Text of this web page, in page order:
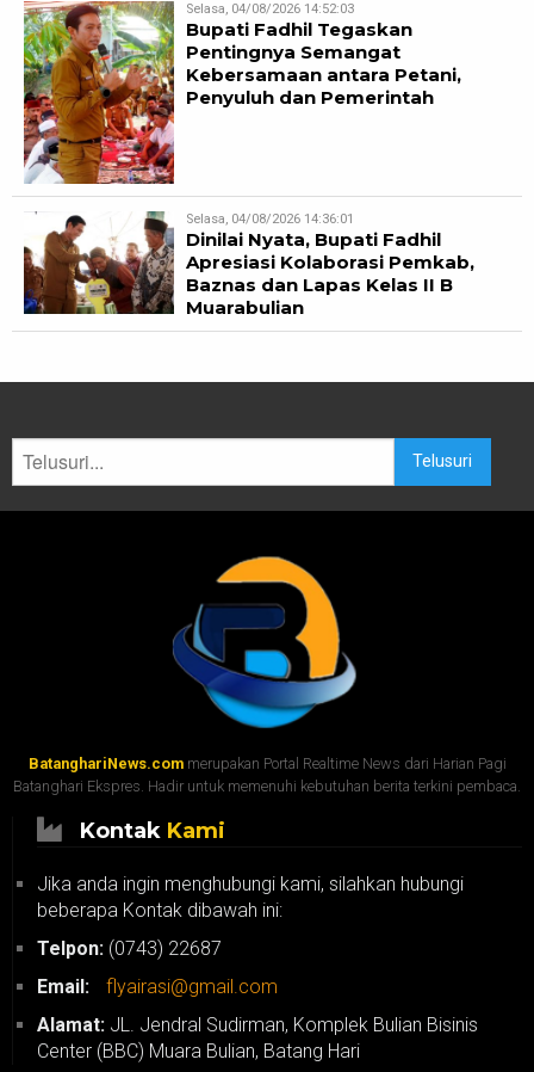
Selasa, 04/08/2026 14:52:03
Bupati Fadhil Tegaskan
Pentingnya Semangat
Kebersamaan antara Petani,
Penyuluh dan Pemerintah
Selasa, 04/08/2026 14:36:01
Dinilai Nyata, Bupati Fadhil
Apresiasi Kolaborasi Pemkab,
Baznas dan Lapas Kelas II B
Muarabulian
Telusuri
BatanghariNews.commerupakan Portal Realtime News dari Harian Pagi
Batanghari Ekspres. Hadir untuk memenuhi kebutuhan berita terkini pembaca.
Kontak Kami
Jika anda ingin menghubungi kami, silahkan hubungi
beberapa Kontak dibawah ini:
Telpon: (0743) 22687
Email:
flyairasi@gmail.com
Alamat: JL. Jendral Sudirman, Komplek Bulian Bisinis
Center (BBC) Muara Bulian, Batang Hari